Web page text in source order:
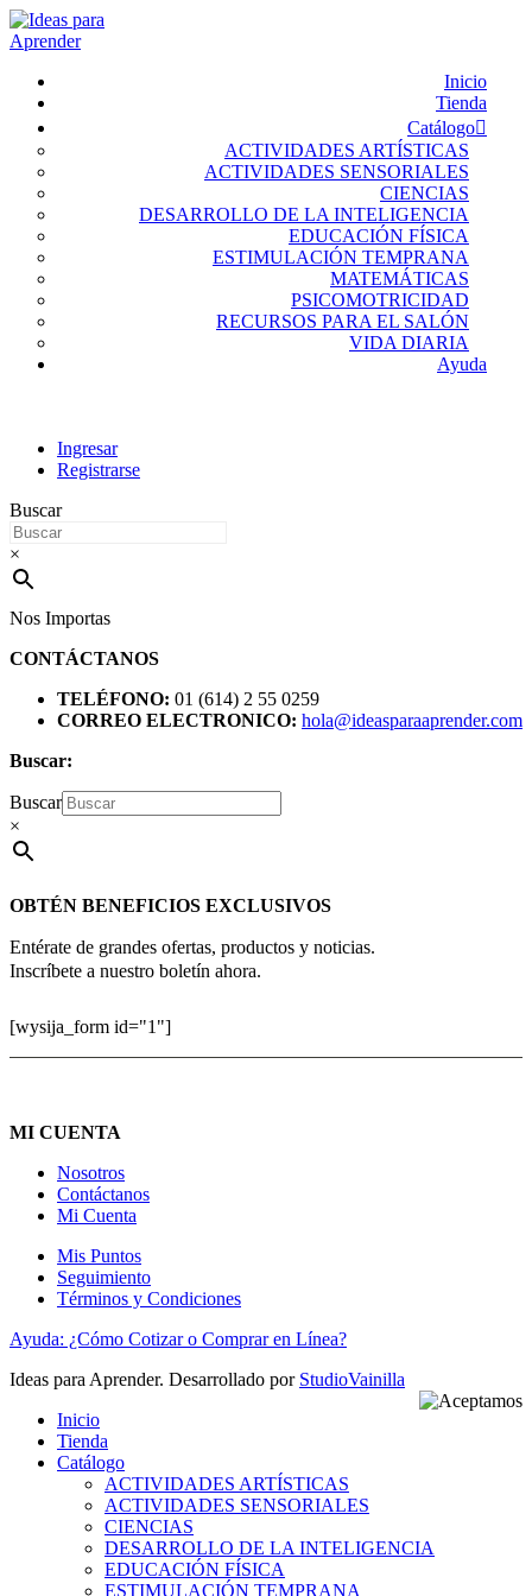
Inicio
Tienda
Catálogo
ACTIVIDADES ARTÍSTICAS
ACTIVIDADES SENSORIALES
CIENCIAS
DESARROLLO DE LA INTELIGENCIA
EDUCACIÓN FÍSICA
ESTIMULACIÓN TEMPRANA
MATEMÁTICAS
PSICOMOTRICIDAD
RECURSOS PARA EL SALÓN
VIDA DIARIA
Ayuda
Ingresar
Registrarse
Buscar
×
Nos Importas
CONTÁCTANOS
TELÉFONO: 01 (614) 2 55 0259
CORREO ELECTRONICO: hola@ideasparaaprender.com
Buscar:
Buscar
×
OBTÉN BENEFICIOS EXCLUSIVOS
Entérate de grandes ofertas, productos y noticias.
Inscríbete a nuestro boletín ahora.
[wysija_form id="1"]
MI CUENTA
Nosotros
Contáctanos
Mi Cuenta
Mis Puntos
Seguimiento
Términos y Condiciones
Ayuda: ¿Cómo Cotizar o Comprar en Línea?
Ideas para Aprender. Desarrollado por StudioVainilla
Inicio
Tienda
Catálogo
ACTIVIDADES ARTÍSTICAS
ACTIVIDADES SENSORIALES
CIENCIAS
DESARROLLO DE LA INTELIGENCIA
EDUCACIÓN FÍSICA
ESTIMULACIÓN TEMPRANA